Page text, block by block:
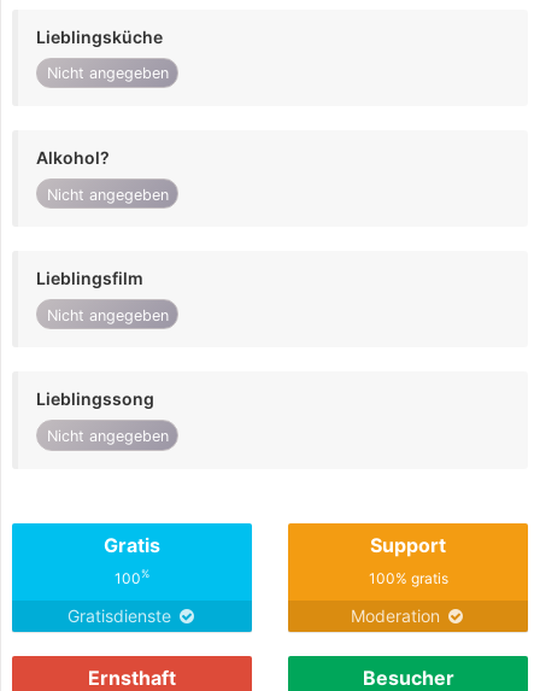
Lieblingsküche
Nicht angegeben
Alkohol?
Nicht angegeben
Lieblingsfilm
Nicht angegeben
Lieblingssong
Nicht angegeben
Gratis
100%
Gratisdienste
Support
100% gratis
Moderation
Ernsthaft Besucher